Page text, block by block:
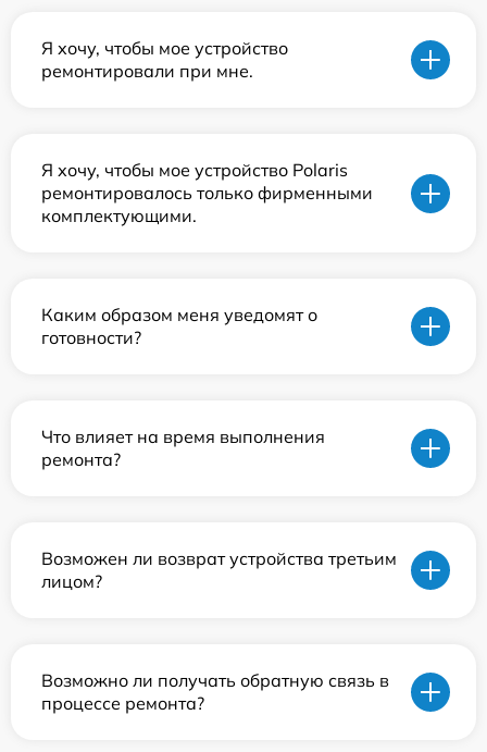
Я хочу, чтобы мое устройство
ремонтировали при мне.
Я хочу, чтобы мое устройство Polaris
ремонтировалось только фирменными
комплектующими.
Каким образом меня уведомят о
готовности?
Что влияет на время выполнения
ремонта?
Возможен ли возврат устройства третьим
лицом?
Возможно ли получать обратную связь в
процессе ремонта?